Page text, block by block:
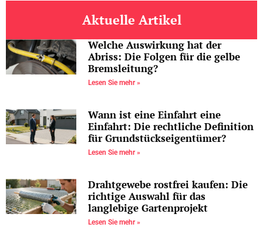
Aktuelle Artikel
Welche Auswirkung hat der
Abriss: Die Folgen für die gelbe
Bremsleitung?
Lesen Sie mehr »
Wann ist eine Einfahrt eine
Einfahrt: Die rechtliche Definition
für Grundstückseigentümer?
Lesen Sie mehr »
Drahtgewebe rostfrei kaufen: Die
richtige Auswahl für das
langlebige Gartenprojekt
Lesen Sie mehr »